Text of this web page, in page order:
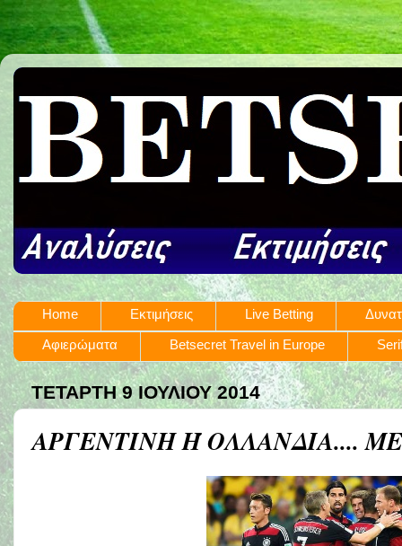
Home Εκτιμήσεις Live Betting
Αφιερώματα
Betsecret Travel in Europe
ΤΕΤΆΡΤΗ 9 ΙΟΥΛΊΟΥ 2014
ΑΡΓΕΝΤΙΝΗ Ή ΟΛΛΑΝΔΙΑ....